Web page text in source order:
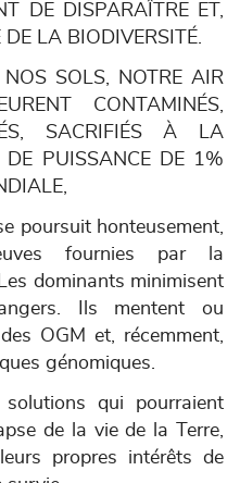
DE DISPARAÎTRE ET,
DE LA BIODIVERSITÉ.
SOLS, NOTRE AIR
CONTAMINÉS,
SACRIFIÉS À LA
PUISSANCE DE 1%
poursuit honteusement,
fournies par la
dominants minimisent
Ils mentent ou
OGM et, récemment,
génomiques.
qui pourraient
de la vie de la Terre,
propres intérêts de